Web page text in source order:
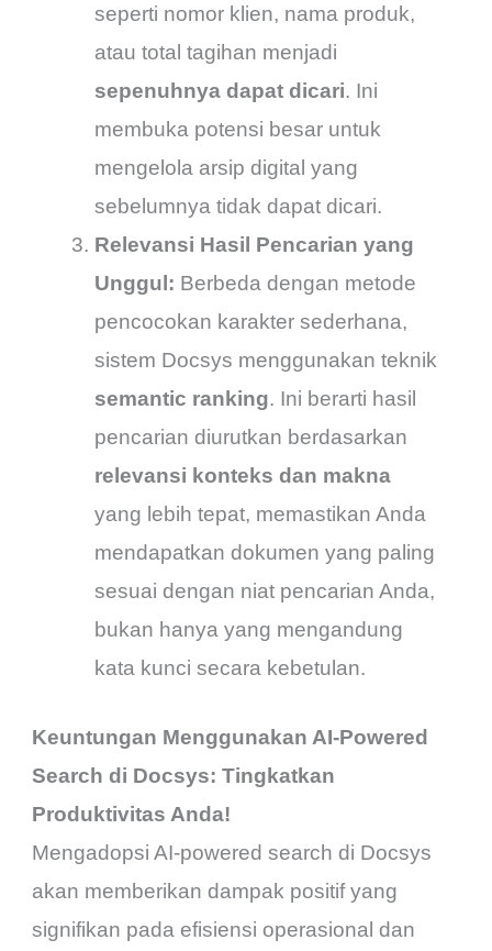
seperti nomor klien, nama produk,
atau total tagihan menjadi
sepenuhnya dapat dicari. Ini
membuka potensi besar untuk
mengelola arsip digital yang
sebelumnya tidak dapat dicari.
Relevansi Hasil Pencarian yang
Unggul: Berbeda dengan metode
pencocokan karakter sederhana,
sistem Docsys menggunakan teknik
semantic ranking. Ini berarti hasil
pencarian diurutkan berdasarkan
relevansi konteks dan makna
yang lebih tepat, memastikan Anda
mendapatkan dokumen yang paling
sesuai dengan niat pencarian Anda,
bukan hanya yang mengandung
kata kunci secara kebetulan.
Keuntungan Menggunakan AI-Powered
Search di Docsys: Tingkatkan
Produktivitas Anda!
Mengadopsi AI-powered search di Docsys
akan memberikan dampak positif yang
signifikan pada efisiensi operasional dan